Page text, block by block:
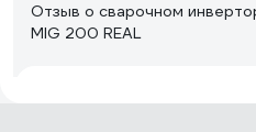
Отзыв о сварочном
MIG 200 REAL